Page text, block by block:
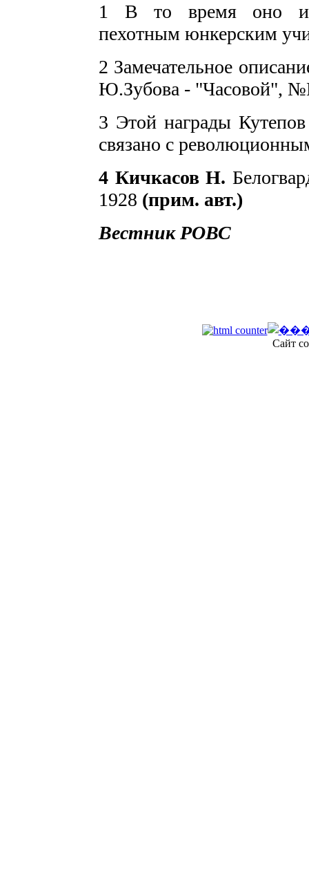
1 В то время оно
пехотным юнкерским
2 Замечательное
Ю.Зубова - "Часовой",
3 Этой награды
связа­но с
4 Кичкасов Н.
1928 (прим. авт.)
Вестник РОВС
Сайт